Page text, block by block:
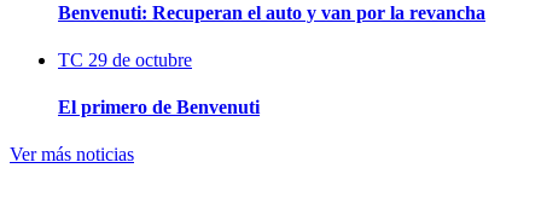
Benvenuti: Recuperan el auto y van por la revancha
TC 29 de octubre
El primero de Benvenuti
Ver más noticias